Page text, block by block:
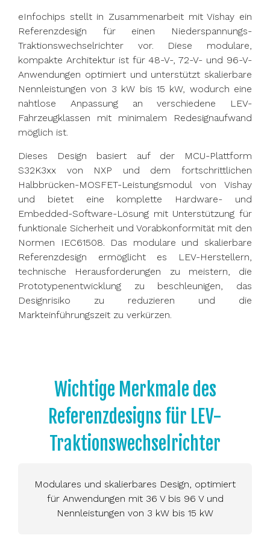
eInfochips stellt in Zusammenarbeit mit Vishay ein
Referenzdesign für einen Niederspannungs-
Traktionswechselrichter vor. Diese modulare,
kompakte Architektur ist für 48-V-, 72-V- und 96-V-
Anwendungen optimiert und unterstützt skalierbare
Nennleistungen von 3 kW bis 15 kW, wodurch eine
nahtlose Anpassung an verschiedene LEV-
Fahrzeugklassen mit minimalem Redesignaufwand
möglich ist.
Dieses Design basiert auf der MCU-Plattform
S32K3xx von NXP und dem fortschrittlichen
Halbbrücken-MOSFET-Leistungsmodul von Vishay
und bietet eine komplette Hardware- und
Embedded-Software-Lösung mit Unterstützung für
funktionale Sicherheit und Vorabkonformität mit den
Normen IEC61508. Das modulare und skalierbare
Referenzdesign ermöglicht es LEV-Herstellern,
technische Herausforderungen zu meistern, die
Prototypenentwicklung zu beschleunigen, das
Designrisiko zu reduzieren und die
Markteinführungszeit zu verkürzen.
Wichtige Merkmale des
Referenzdesigns für LEV-
Traktionswechselrichter
Modulares und skalierbares Design, optimiert
für Anwendungen mit 36 V bis 96 V und
Nennleistungen von 3 kW bis 15 kW